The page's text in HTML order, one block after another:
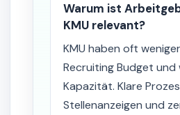
Warum ist
KMU relevant?
KMU haben oft
Recruiting Budget und
Kapazität. Klare
Stellenanzeigen und